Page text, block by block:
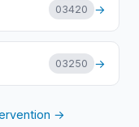
03420 →
03250 →
→